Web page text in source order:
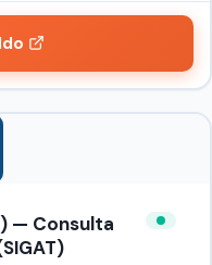
— Consulta